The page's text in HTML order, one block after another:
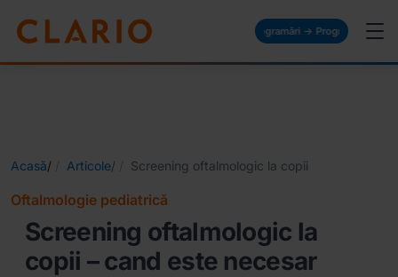
Programări → Programări → Programări →
Acasă Articole Screening oftalmologic la copii
Oftalmologie pediatrică
Screening oftalmologic la
copii – cand este necesar